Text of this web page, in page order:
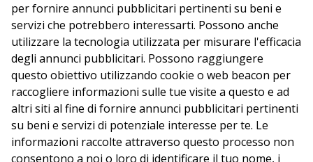
per fornire annunci pubblicitari pertinenti su beni e
servizi che potrebbero interessarti. Possono anche
utilizzare la tecnologia utilizzata per misurare l'efficacia
degli annunci pubblicitari. Possono raggiungere
questo obiettivo utilizzando cookie o web beacon per
raccogliere informazioni sulle tue visite a questo e ad
altri siti al fine di fornire annunci pubblicitari pertinenti
su beni e servizi di potenziale interesse per te. Le
informazioni raccolte attraverso questo processo non
consentono a noi o loro di identificare il tuo nome, i